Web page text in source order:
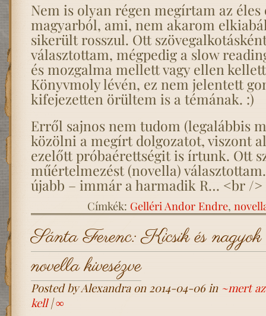
Nem is olyan régen megírtam az éles
magyarból, ami, nem akarom
sikerült rosszul. Ott
választottam, mégpedig a slow
és mozgalma mellett vagy ellen
Könyvmoly lévén, ez nem jelentett
kifejezetten örültem is a témának. :)
Erről sajnos nem tudom (legalábbis
közölni a megírt dolgozatot, viszont
ezelőtt próbaérettségit is írtunk. Ott
műértelmezést (novella)
újabb – immár a harmadik R… <br />
Címkék: Gelléri Andor Endre,
Sánta Ferenc: Kicsik és nagyok
novella kivesézve
Posted by Alexandra on 2014-04-06 in ~mert
kell|∞